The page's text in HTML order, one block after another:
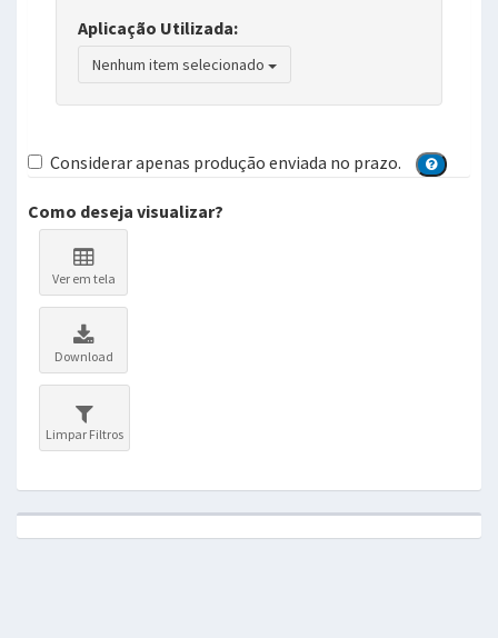
Aplicação Utilizada:
Nenhum item selecionado
Considerar apenas produção enviada no prazo.
Como deseja visualizar?
Ver em tela
Download
Limpar Filtros